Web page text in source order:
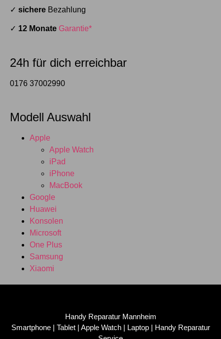
✓ sichere Bezahlung
✓ 12 Monate Garantie*
24h für dich erreichbar
0176 37002990
Modell Auswahl
Apple
Apple Watch
iPad
iPhone
MacBook
Google
Huawei
Konsolen
Microsoft
One Plus
Samsung
Xiaomi
Handy Reparatur Mannheim
Smartphone | Tablet | Apple Watch | Laptop | Handy Reparatur